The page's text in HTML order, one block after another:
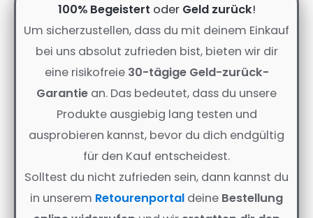
100% Begeistert oder Geld zurück!
Um sicherzustellen, dass du mit deinem Einkauf
bei uns absolut zufrieden bist, bieten wir dir
eine risikofreie 30-tägige Geld-zurück-
Garantie an. Das bedeutet, dass du unsere
Produkte ausgiebig lang testen und
ausprobieren kannst, bevor du dich endgültig
für den Kauf entscheidest.
Solltest du nicht zufrieden sein, dann kannst du
in unserem Retourenportal deine Bestellung